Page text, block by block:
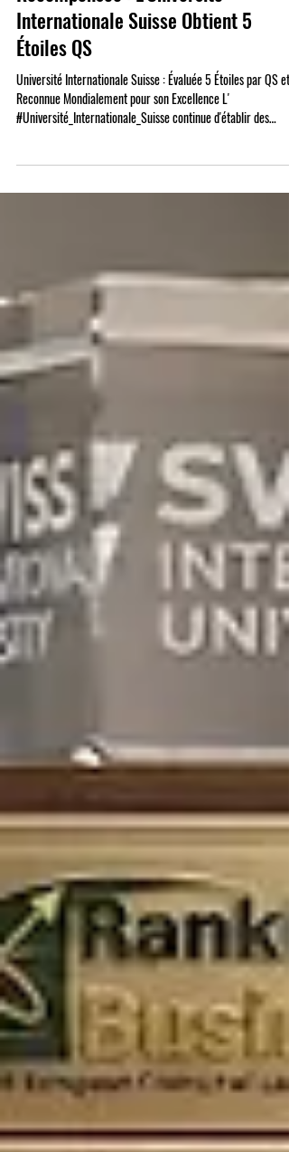
L'Excellence Académique
Récompensée : L'Université
Internationale Suisse Obtient 5
Étoiles QS
Université Internationale Suisse : Évaluée 5 Étoiles par QS et
#Université_Internationale_Suisse continue d'établir des
aux futurs étudiants une vi